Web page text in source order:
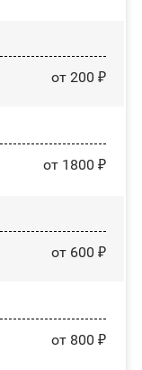
от 200 ₽
от 1800 ₽
от 600 ₽
от 800 ₽